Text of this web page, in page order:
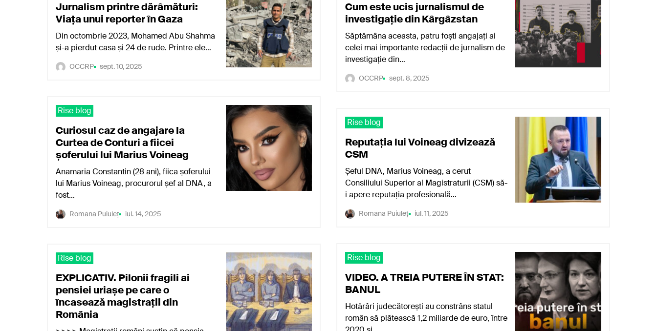
Soarta zecilor de mii de hectare din Bacău
retrocedate ilegal se joacă în continuare
instanță. …
Andrei Ciurcanu
trafic de droguri care s-a făcut
praf
Doi recidiviști și un denunț pentru trafic de
droguri au mutat un conflict din lumea…
Andrei Ciurcanu mart. 2, 2026
Rise blog
EximBank, controlată de statul român, a
Blue Air și…
Rise blog
Jurnalism printre dărâmături:
Viața unui reporter în Gaza
Din octombrie 2023, Mohamed Abu Shahma
și-a pierdut casa și 24 de rude. Printre ele…
OCCRP sept. 10, 2025
Cum este ucis jurnalismul de
investigație din Kârgâzstan
Săptămâna aceasta, patru foști angajați ai
celei mai importante redacții de jurnalism de
investigație din…
OCCRP sept. 8, 2025
Rise blog
Curiosul caz de angajare la
Curtea de Conturi a fiicei
șoferului lui Marius Voineag
Anamaria Constantin (28 ani), fiica șoferului
lui Marius Voineag, procurorul șef al DNA, a
fost…
Romana Puiuleț iul. 14, 2025
Rise blog
Reputația lui Voineag divizează
CSM
Șeful DNA, Marius Voineag, a cerut
Consiliului Superior al Magistraturii (CSM) să-
i apere reputația profesională…
Romana Puiuleț iul. 11, 2025
Rise blog
VIDEO. A TREIA PUTERE ÎN STAT:
BANUL
Hotărâri judecătorești au constrâns statul
român să plătească 1,2 miliarde de euro, între
Rise blog
EXPLICATIV. Pilonii fragili ai
pensiei uriașe pe care o
încasează magistrații din
România